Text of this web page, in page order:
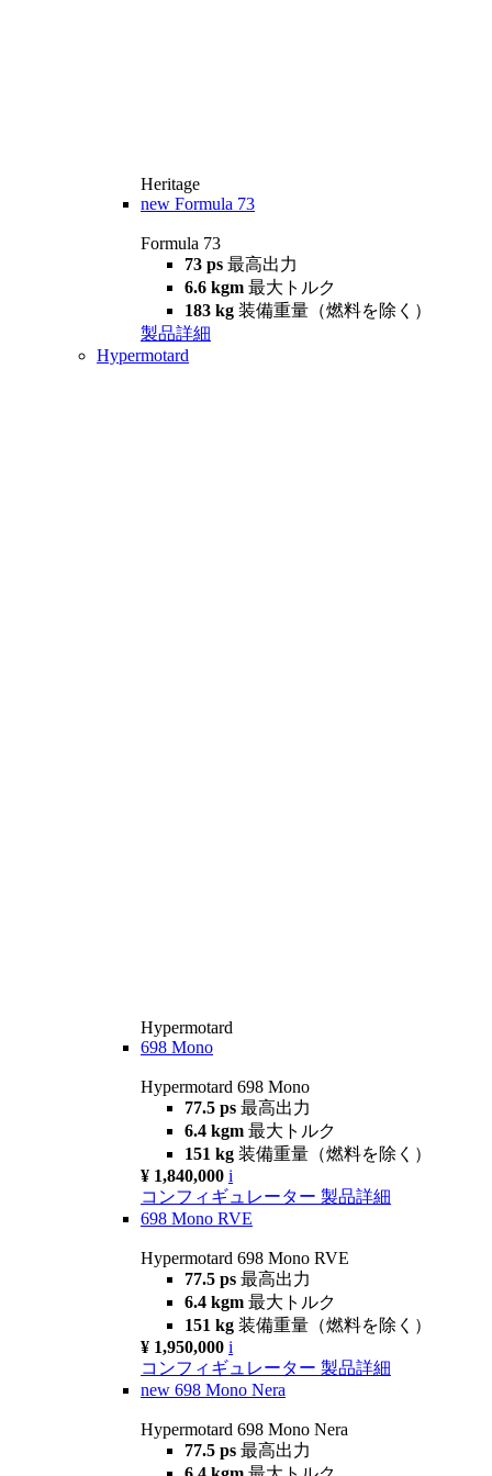
Heritage
new Formula 73
Formula 73
73 ps 最高出力
6.6 kgm 最大トルク
183 kg 装備重量（燃料を除く）
製品詳細
Hypermotard
Hypermotard
698 Mono
Hypermotard 698 Mono
77.5 ps 最高出力
6.4 kgm 最大トルク
151 kg 装備重量（燃料を除く）
¥ 1,840,000 i
コンフィギュレーター 製品詳細
698 Mono RVE
Hypermotard 698 Mono RVE
77.5 ps 最高出力
6.4 kgm 最大トルク
151 kg 装備重量（燃料を除く）
¥ 1,950,000 i
コンフィギュレーター 製品詳細
new 698 Mono Nera
Hypermotard 698 Mono Nera
77.5 ps 最高出力